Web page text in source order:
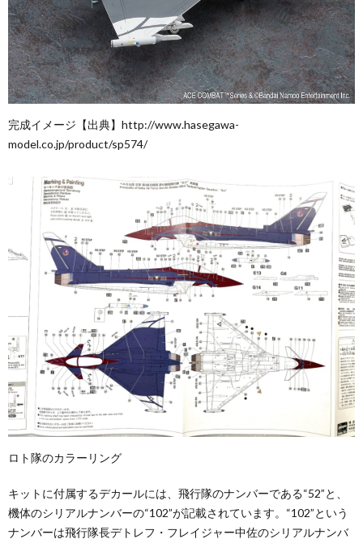
完成イメージ【出典】http://www.hasegawa-
model.co.jp/product/sp574/
ロト隊のカラーリング
キットに付属するデカールには、飛行隊のナンバーである“52”と、
機体のシリアルナンバーの“102”が記載されています。“102”という
ナンバーは飛行隊長デトレフ・フレイジャー中佐のシリアルナンバ